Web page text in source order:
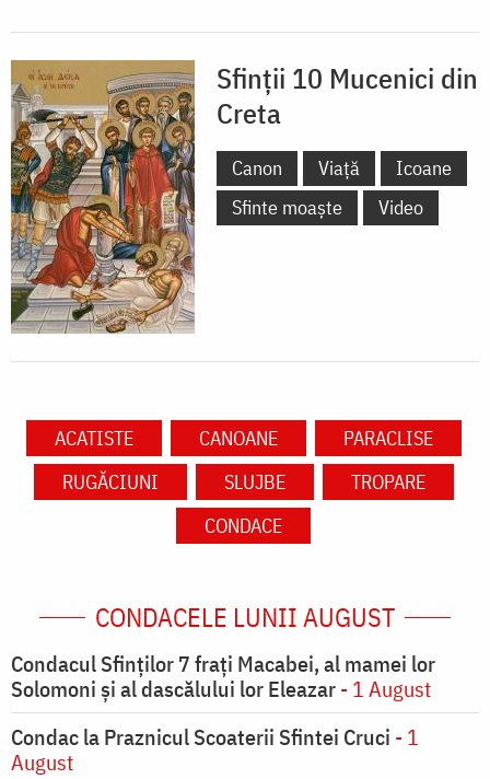
Sfinții 10 Mucenici din
Creta
Canon Viață
Icoane
Sfinte moaște
Video
ACATISTE CANOANE
PARACLISE
RUGĂCIUNI
SLUJBE
TROPARE
CONDACE
CONDACELE LUNII AUGUST
Condacul Sfinţilor 7 fraţi Macabei, al mamei lor
Solomoni şi al dascălului lor Eleazar- 1 August
Condac la Praznicul Scoaterii Sfintei Cruci - 1
August